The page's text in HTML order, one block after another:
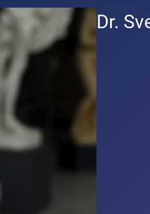
Dr.